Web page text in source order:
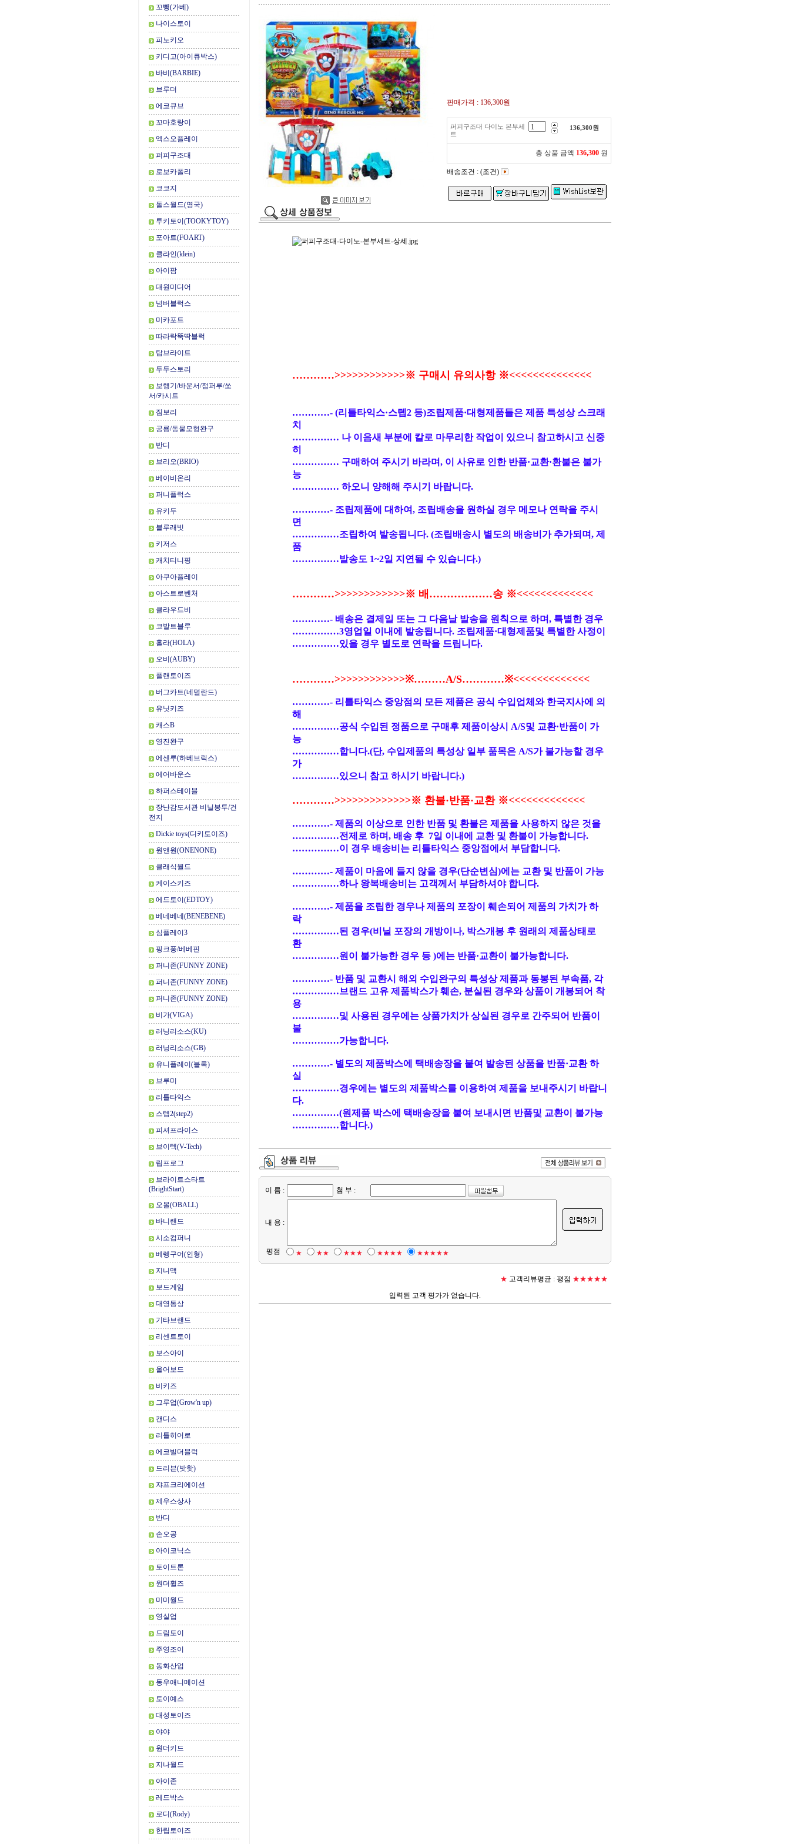
꼬뺑(가베)
나이스토이
피노키오
키디고(아이큐박스)
바비(BARBIE)
브루더
에코큐브
꼬마호랑이
엑스오플레이
퍼피구조대
로보카폴리
코코지
돌스월드(영국)
투키토이(TOOKYTOY)
포아트(FOART)
클라인(klein)
아이팜
대원미디어
넘버블럭스
미카포트
따라락뚝딱블럭
탑브라이트
두두스토리
보행기/바운서/점퍼루/쏘
서/카시트
짐보리
공룡/동물모형완구
반디
브리오(BRIO)
베이비온리
퍼니플럭스
유키두
블루래빗
키저스
캐치티니핑
아쿠아플레이
아스트로벤처
클라우드비
코발트블루
홀라(HOLA)
오비(AUBY)
플랜토이즈
버그카트(네덜란드)
유닛키즈
캐스B
영진완구
에센루(하베브릭스)
에어바운스
하퍼스테이블
장난감도서관 비닐봉투/건
전지
Dickie toys(디키토이즈)
원앤원(ONENONE)
클래식월드
케이스키즈
에드토이(EDTOY)
베네베네(BENEBENE)
심플레이3
핑크퐁/베베핀
퍼니존(FUNNY ZONE)
퍼니존(FUNNY ZONE)
퍼니존(FUNNY ZONE)
비가(VIGA)
러닝리소스(KU)
러닝리소스(GB)
유니플레이(블록)
브루미
리틀타익스
스텝2(step2)
피셔프라이스
브이텍(V-Tech)
립프로그
브라이트스타트
(BrightStart)
오볼(OBALL)
바니랜드
시소컴퍼니
베렝구어(인형)
지니맥
보드게임
대영통상
기타브랜드
리센트토이
보스아이
올어보드
비키즈
그루업(Grow'n up)
캔디스
리틀히어로
에코빌더블럭
드리븐(밧핫)
쟈프크리에이션
제우스상사
반디
손오공
아이코닉스
토이트론
원더휠즈
미미월드
영실업
드림토이
주영조이
동화산업
동우애니메이션
토이예스
대성토이즈
야야
원더키드
지나월드
아이존
레드박스
로디(Rody)
한립토이즈
판매가격 : 136,300원
퍼피구조대 다이노 본부세
트
136,300원
총 상품 금액 136,300 원
배송조건 : (조건)
…………>>>>>>>>>>>>※ 구매시 유의사항 ※<<<<<<<<<<<<<<
…………- (리틀타익스·스텝2 등)조립제품·대형제품들은 제품 특성상 스크래
치
…………… 나 이음새 부분에 칼로 마무리한 작업이 있으니 참고하시고 신중
히
…………… 구매하여 주시기 바라며, 이 사유로 인한 반품·교환·환불은 불가
능
…………… 하오니 양해해 주시기 바랍니다.
…………- 조립제품에 대하여, 조립배송을 원하실 경우 메모나 연락을 주시
면
……………조립하여 발송됩니다. (조립배송시 별도의 배송비가 추가되며, 제
품
……………발송도 1~2일 지연될 수 있습니다.)
…………>>>>>>>>>>>>※ 배………………송 ※<<<<<<<<<<<<<
…………- 배송은 결제일 또는 그 다음날 발송을 원칙으로 하며, 특별한 경우
……………3영업일 이내에 발송됩니다. 조립제품·대형제품및 특별한 사정이
……………있을 경우 별도로 연락을 드립니다.
…………>>>>>>>>>>>>※………A/S…………※<<<<<<<<<<<<<
…………- 리틀타익스 중앙점의 모든 제품은 공식 수입업체와 한국지사에 의
해
……………공식 수입된 정품으로 구매후 제품이상시 A/S및 교환·반품이 가
능
……………합니다.(단, 수입제품의 특성상 일부 품목은 A/S가 불가능할 경우
가
……………있으니 참고 하시기 바랍니다.)
…………>>>>>>>>>>>>>※ 환불·반품·교환 ※<<<<<<<<<<<<<
…………- 제품의 이상으로 인한 반품 및 환불은 제품을 사용하지 않은 것을
……………전제로 하며, 배송 후 7일 이내에 교환 및 환불이 가능합니다.
……………이 경우 배송비는 리틀타익스 중앙점에서 부담합니다.
…………- 제품이 마음에 들지 않을 경우(단순변심)에는 교환 및 반품이 가능
……………하나 왕복배송비는 고객께서 부담하셔야 합니다.
…………- 제품을 조립한 경우나 제품의 포장이 훼손되어 제품의 가치가 하
락
……………된 경우(비닐 포장의 개방이나, 박스개봉 후 원래의 제품상태로
환
……………원이 불가능한 경우 등 )에는 반품·교환이 불가능합니다.
…………- 반품 및 교환시 해외 수입완구의 특성상 제품과 동봉된 부속품, 각
……………브랜드 고유 제품박스가 훼손, 분실된 경우와 상품이 개봉되어 착
용
……………및 사용된 경우에는 상품가치가 상실된 경우로 간주되어 반품이
불
……………가능합니다.
…………- 별도의 제품박스에 택배송장을 붙여 발송된 상품을 반품·교환 하
실
……………경우에는 별도의 제품박스를 이용하여 제품을 보내주시기 바랍니
다.
……………(원제품 박스에 택배송장을 붙여 보내시면 반품및 교환이 불가능
……………합니다.)
이 름 : 첨 부 :
내 용 :
평점 ★ ★★ ★★★ ★★★★ ★★★★★
★ 고객리뷰평균 : 평점 ★★★★★
입력된 고객 평가가 없습니다.